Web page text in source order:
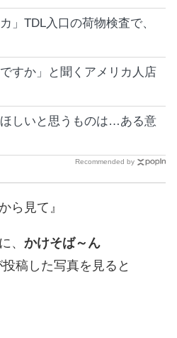
」TDL入口の荷物検査で、
すか」と聞くアメリカ人店
しいと思うものは…ある意
Recommended by
ら見て』
、 かけそば～ん
稿した写真を見ると